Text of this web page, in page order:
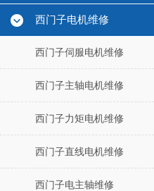
西门子电机维修
西门子伺服电机维修
西门子主轴电机维修
西门子力矩电机维修
西门子直线电机维修
西门子电主轴维修